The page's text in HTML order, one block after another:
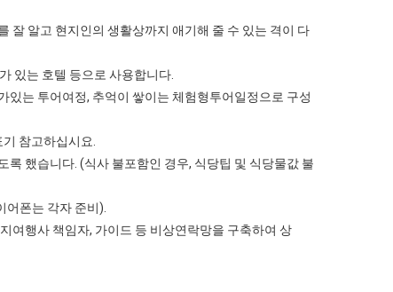
잘 알고 현지인의 생활상까지 애기해 줄 수 있는 격이 다
있는 호텔 등으로 사용합니다.
있는 투어여정, 추억이 쌓이는 체험형투어일정으로 구성
참고하십시요.
했습니다. (식사 불포함인 경우, 식당팁 및 식당물값 불
어폰는 각자 준비).
여행사 책임자, 가이드 등 비상연락망을 구축하여 상